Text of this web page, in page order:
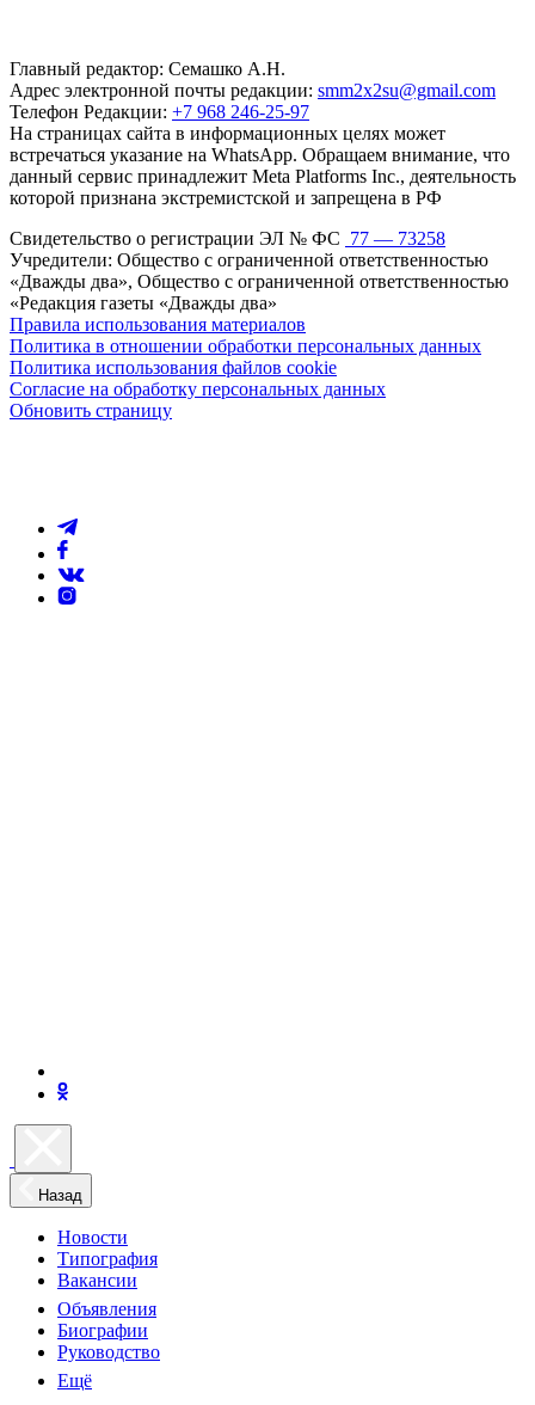
Главный редактор: Семашко А.Н.
Адрес электронной почты редакции: smm2x2su@gmail.com
Телефон Редакции: +7 968 246-25-97
На страницах сайта в информационных целях может
встречаться указание на WhatsApp. Обращаем внимание, что
данный сервис принадлежит Meta Platforms Inc., деятельность
которой признана экстремистской и запрещена в РФ
Свидетельство о регистрации ЭЛ № ФС 77 — 73258
Учредители: Общество с ограниченной ответственностью
«Дважды два», Общество с ограниченной ответственностью
«Редакция газеты «Дважды два»
Правила использования материалов
Политика в отношении обработки персональных данных
Политика использования файлов cookie
Согласие на обработку персональных данных
Обновить страницу
Назад
Новости
Типография
Вакансии
Объявления
Биографии
Руководство
Ещё